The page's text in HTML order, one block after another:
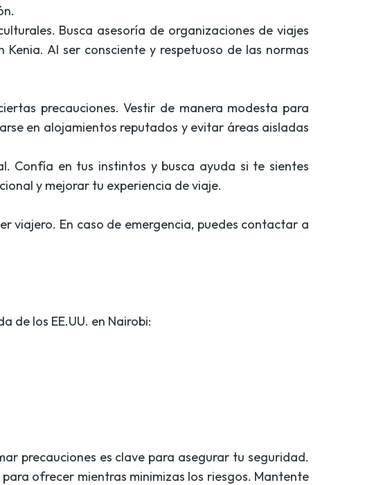
Busca asesoría de organizaciones de viajes
Al ser consciente y respetuoso de las normas
precauciones. Vestir de manera modesta para
en alojamientos reputados y evitar áreas aisladas
Confía en tus instintos y busca ayuda si te sientes
y mejorar tu experiencia de viaje.
viajero. En caso de emergencia, puedes contactar a
de los EE.UU. en Nairobi:
precauciones es clave para asegurar tu seguridad.
ofrecer mientras minimizas los riesgos. Mantente